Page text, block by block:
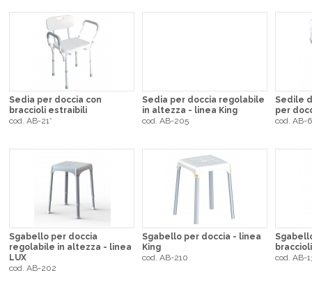
Sedia per doccia con
braccioli estraibili
cod. AB-21*
Sedia per doccia regolabile
in altezza - linea King
cod. AB-205
Sedile
per
cod. AB-
Sgabello per doccia
regolabile in altezza - linea
LUX
cod. AB-202
Sgabello per doccia - linea
King
cod. AB-210
cod. AB-